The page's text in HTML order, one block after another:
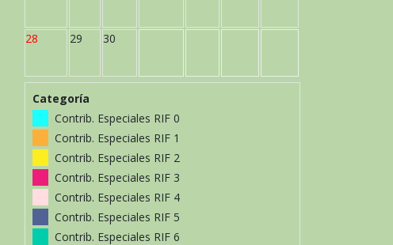
28 29 30
Categoría
Contrib. Especiales RIF 0
Contrib. Especiales RIF 1
Contrib. Especiales RIF 2
Contrib. Especiales RIF 3
Contrib. Especiales RIF 4
Contrib. Especiales RIF 5
Contrib. Especiales RIF 6